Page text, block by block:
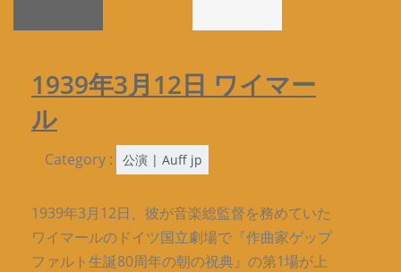
1939年3月12日 ワイマー
ル
Category : 公演 | Auff jp
1939年3月12日、彼が音楽総監督を務めていた
ワイマールのドイツ国立劇場で『作曲家ゲップ
ファルト生誕80周年の朝の祝典』の第1場が上